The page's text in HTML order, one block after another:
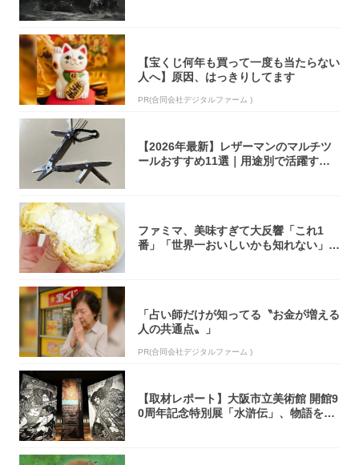
【宝くじ何年も買って一度も当たらない
人へ】原因、はっきりしてます
PR(合同会社デジタルファーム )
【2026年最新】レザーマンのマルチツ
ールおすすめ11選｜用途別で活躍する
ファミマ、美味すぎて大反響「これ1
番」「世界一おいしいかも知れない」
「占い師だけが知ってる〝お金が増える
人の共通点〟」
PR(合同会社デジタルファーム )
【取材レポート】大阪市立美術館 開館9
0周年記念特別展「水滸伝」、物語を知